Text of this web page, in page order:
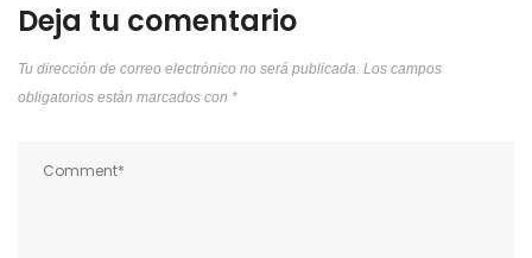
Deja tu comentario
Tu dirección de correo electrónico no será publicada. Los campos
obligatorios están marcados con *